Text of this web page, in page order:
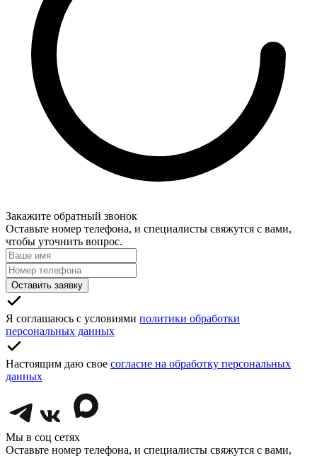
Закажите обратный звонок
Оставьте номер телефона, и специалисты свяжутся с вами,
чтобы уточнить вопрос.
Оставить заявку
Я соглашаюсь с условиями политики обработки
персональных данных
Настоящим даю свое согласие на обработку персональных
данных
Мы в соц сетях
Оставьте номер телефона, и специалисты свяжутся с вами,